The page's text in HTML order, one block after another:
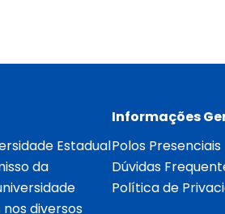
Estadual
da
diversos
Informações
Polos Presenciais
Dúvidas
Política de